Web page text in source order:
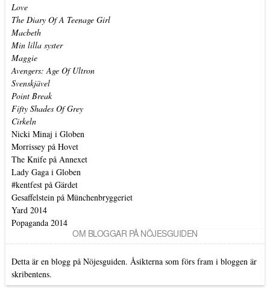
Love
The Diary Of A Teenage Girl
Macbeth
Min lilla syster
Maggie
Avengers: Age Of Ultron
Svenskjävel
Point Break
Fifty Shades Of Grey
Cirkeln
Nicki Minaj i Globen
Morrissey på Hovet
The Knife på Annexet
Lady Gaga i Globen
#kentfest på Gärdet
Gesaffelstein på Münchenbryggeriet
Yard 2014
Popaganda 2014
OM BLOGGAR PÅ NÖJESGUIDEN
Detta är en blogg på Nöjesguiden. Åsikterna som förs fram i bloggen är
skribentens.